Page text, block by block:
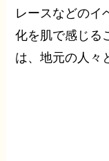
レースなどのイ
化を肌で感じる
は、地元の人々